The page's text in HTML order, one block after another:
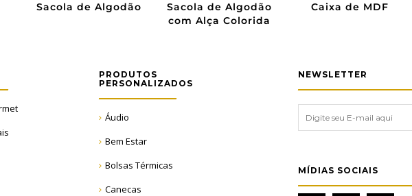
Sacola de Algodão
Sacola de Algodão
com Alça Colorida
Caixa de MDF
PRODUTOS
PERSONALIZADOS
Áudio
Bem Estar
Bolsas Térmicas
Canecas
NEWSLETTER
MÍDIAS SOCIAIS